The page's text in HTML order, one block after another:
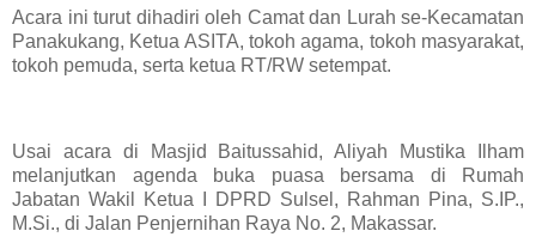
Acara ini turut dihadiri oleh Camat dan Lurah se-Kecamatan
Panakukang, Ketua ASITA, tokoh agama, tokoh masyarakat,
tokoh pemuda, serta ketua RT/RW setempat.
Usai acara di Masjid Baitussahid, Aliyah Mustika Ilham
melanjutkan agenda buka puasa bersama di Rumah
Jabatan Wakil Ketua I DPRD Sulsel, Rahman Pina, S.IP.,
M.Si., di Jalan Penjernihan Raya No. 2, Makassar.